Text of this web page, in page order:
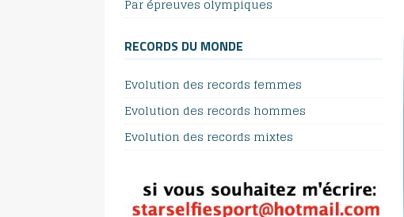
Par épreuves olympiques
RECORDS DU MONDE
Evolution des records femmes
Evolution des records hommes
Evolution des records mixtes